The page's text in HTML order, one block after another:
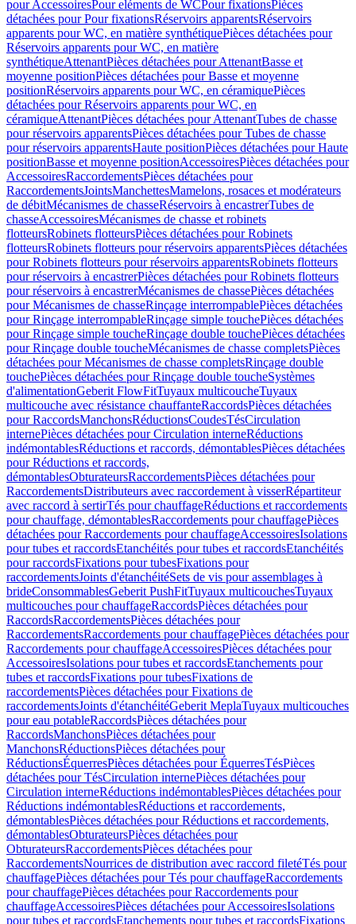
pour AccessoiresPour eléments de WCPour fixationsPièces
détachées pour Pour fixationsRéservoirs apparentsRéservoirs
apparents pour WC, en matière synthétiquePièces détachées pour
Réservoirs apparents pour WC, en matière
synthétiqueAttenantPièces détachées pour AttenantBasse et
moyenne positionPièces détachées pour Basse et moyenne
positionRéservoirs apparents pour WC, en céramiquePièces
détachées pour Réservoirs apparents pour WC, en
céramiqueAttenantPièces détachées pour AttenantTubes de chasse
pour réservoirs apparentsPièces détachées pour Tubes de chasse
pour réservoirs apparentsHaute positionPièces détachées pour Haute
positionBasse et moyenne positionAccessoiresPièces détachées pour
AccessoiresRaccordementsPièces détachées pour
RaccordementsJointsManchettesMamelons, rosaces et modérateurs
de débitMécanismes de chasseRéservoirs à encastrerTubes de
chasseAccessoiresMécanismes de chasse et robinets
flotteursRobinets flotteursPièces détachées pour Robinets
flotteursRobinets flotteurs pour réservoirs apparentsPièces détachées
pour Robinets flotteurs pour réservoirs apparentsRobinets flotteurs
pour réservoirs à encastrerPièces détachées pour Robinets flotteurs
pour réservoirs à encastrerMécanismes de chassePièces détachées
pour Mécanismes de chasseRinçage interrompablePièces détachées
pour Rinçage interrompableRinçage simple touchePièces détachées
pour Rinçage simple toucheRinçage double touchePièces détachées
pour Rinçage double toucheMécanismes de chasse completsPièces
détachées pour Mécanismes de chasse completsRinçage double
touchePièces détachées pour Rinçage double toucheSystèmes
d'alimentationGeberit FlowFitTuyaux multicoucheTuyaux
multicouche avec résistance chauffanteRaccordsPièces détachées
pour RaccordsManchonsRéductionsCoudesTésCirculation
internePièces détachées pour Circulation interneRéductions
indémontablesRéductions et raccords, démontablesPièces détachées
pour Réductions et raccords,
démontablesObturateursRaccordementsPièces détachées pour
RaccordementsDistributeurs avec raccordement à visserRépartiteur
avec raccord à sertirTés pour chauffageRéductions et raccordements
pour chauffage, démontablesRaccordements pour chauffagePièces
détachées pour Raccordements pour chauffageAccessoiresIsolations
pour tubes et raccordsEtanchéités pour tubes et raccordsEtanchéités
pour raccordsFixations pour tubesFixations pour
raccordementsJoints d'étanchéitéSets de vis pour assemblages à
brideConsommablesGeberit PushFitTuyaux multicouchesTuyaux
multicouches pour chauffageRaccordsPièces détachées pour
RaccordsRaccordementsPièces détachées pour
RaccordementsRaccordements pour chauffagePièces détachées pour
Raccordements pour chauffageAccessoiresPièces détachées pour
AccessoiresIsolations pour tubes et raccordsEtanchements pour
tubes et raccordsFixations pour tubesFixations de
raccordementsPièces détachées pour Fixations de
raccordementsJoints d'étanchéitéGeberit MeplaTuyaux multicouches
pour eau potableRaccordsPièces détachées pour
RaccordsManchonsPièces détachées pour
ManchonsRéductionsPièces détachées pour
RéductionsÉquerresPièces détachées pour ÉquerresTésPièces
détachées pour TésCirculation internePièces détachées pour
Circulation interneRéductions indémontablesPièces détachées pour
Réductions indémontablesRéductions et raccordements,
démontablesPièces détachées pour Réductions et raccordements,
démontablesObturateursPièces détachées pour
ObturateursRaccordementsPièces détachées pour
RaccordementsNourrices de distribution avec raccord filetéTés pour
chauffagePièces détachées pour Tés pour chauffageRaccordements
pour chauffagePièces détachées pour Raccordements pour
chauffageAccessoiresPièces détachées pour AccessoiresIsolations
pour tubes et raccordsEtanchements pour tubes et raccordsFixations